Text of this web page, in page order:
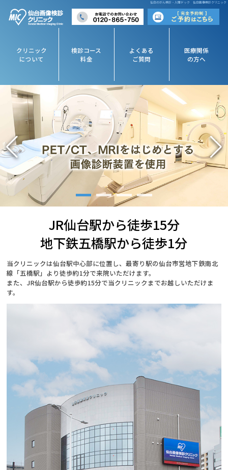
仙台のがん検診・人間ドック 仙台画像検診クリニック
クリニック
について
検診コース
料金
よくある
ご質問
医療関係
の方へ
JR仙台駅から徒歩15分
地下鉄五橋駅から徒歩1分
当クリニックは仙台駅中心部に位置し、最寄り駅の仙台市営地下鉄南北
線「五橋駅」より徒歩約1分で来院いただけます。
また、JR仙台駅から徒歩約15分で当クリニックまでお越しいただけま
す。